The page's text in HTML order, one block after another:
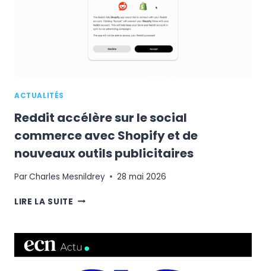
IGNORER
ACTUALITÉS
Reddit accélère sur le social
commerce avec Shopify et de
nouveaux outils publicitaires
ParCharles Mesnildrey 28 mai 2026
LIRE LA SUITE REDDIT
LE
SOCIAL
COMMERCE